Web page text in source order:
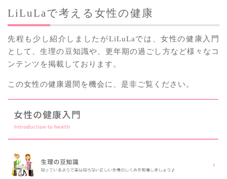
LiLuLaで考える女性の健康
先程も少し紹介しましたがLiLuLaでは、女性の健康入門
として、生理の豆知識や、更年期の過ごし方など様々なコ
ンテンツを掲載しております。
この女性の健康週間を機会に、是非ご覧ください。